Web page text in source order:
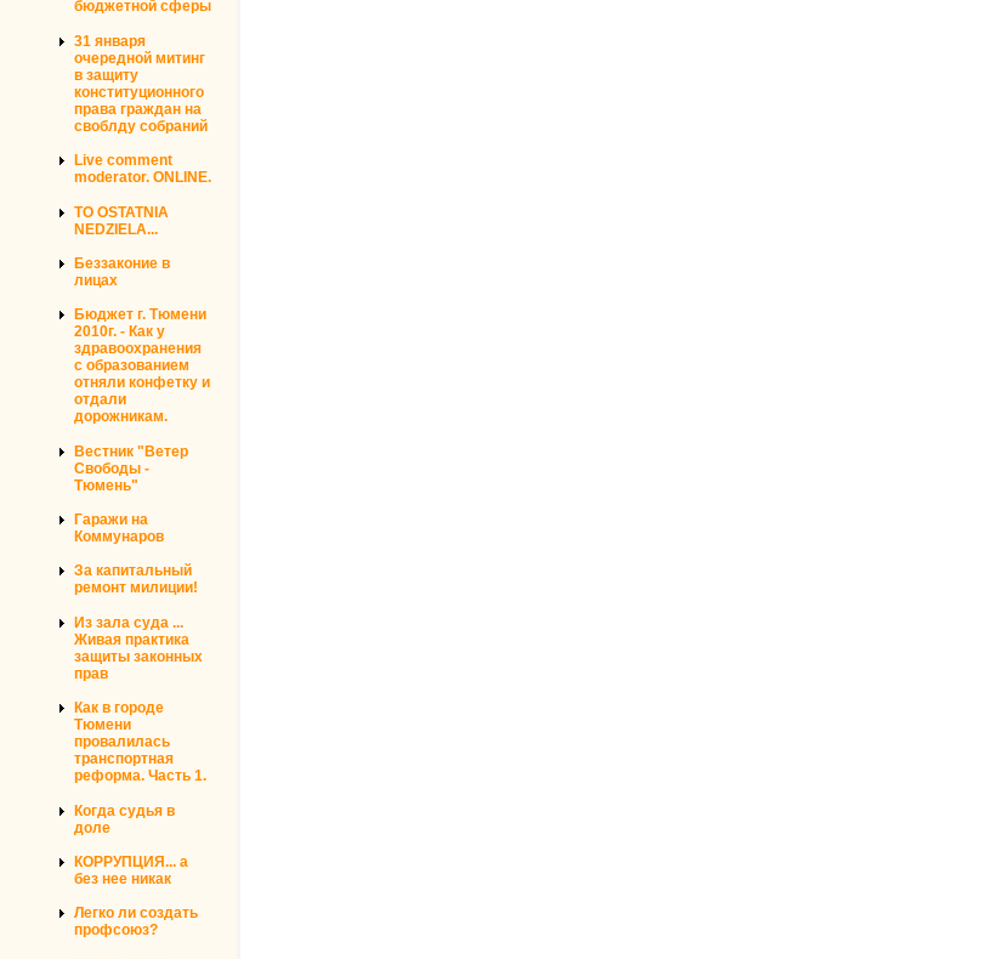
бюджетной сферы
31 января
очередной митинг
в защиту
конституционного
права граждан на
своблду собраний
Live comment
moderator. ONLINE.
TO OSTATNIA
NEDZIELA...
Беззаконие в
лицах
Бюджет г. Тюмени
2010г. - Как у
здравоохранения
с образованием
отняли конфетку и
отдали
дорожникам.
Вестник "Ветер
Свободы -
Тюмень"
Гаражи на
Коммунаров
За капитальный
ремонт милиции!
Из зала суда ...
Живая практика
защиты законных
прав
Как в городе
Тюмени
провалилась
транспортная
реформа. Часть 1.
Когда судья в
доле
КОРРУПЦИЯ... а
без нее никак
Легко ли создать
профсоюз?